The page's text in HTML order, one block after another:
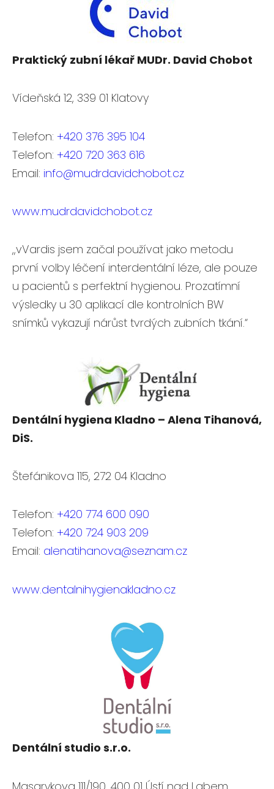
Praktický zubní lékař MUDr. David Chobot
Vídeňská 12, 339 01 Klatovy
Telefon: +420 376 395 104
Telefon: +420 720 363 616
Email: info@mudrdavidchobot.cz
www.mudrdavidchobot.cz
,,vVardis jsem začal používat jako metodu
první volby léčení interdentální léze, ale pouze
u pacientů s perfektní hygienou. Prozatímní
výsledky u 30 aplikací dle kontrolních BW
snímků vykazují nárůst tvrdých zubních tkání.“
Dentální hygiena Kladno – Alena Tihanová,
DiS.
Štefánikova 115, 272 04 Kladno
Telefon: +420 774 600 090
Telefon: +420 724 903 209
Email: alenatihanova@seznam.cz
www.dentalnihygienakladno.cz
Dentální studio s.r.o.